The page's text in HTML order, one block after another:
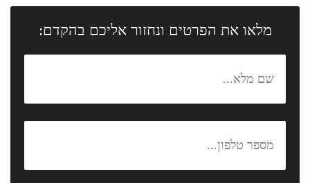
מלאו את הפרטים ונחזור אליכם בהקדם: